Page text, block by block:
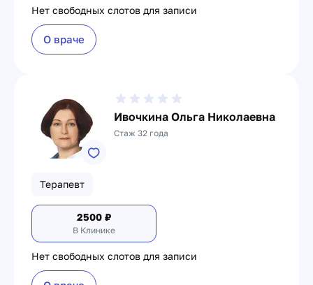
Нет свободных слотов для записи
О враче
Ивочкина Ольга Николаевна
Стаж 32 года
Терапевт
2500 ₽
В Клинике
Нет свободных слотов для записи